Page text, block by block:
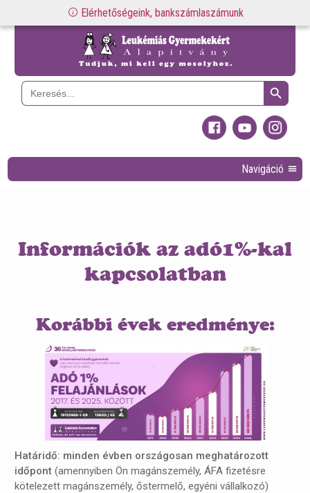
Elérhetőségeink, bankszámlaszámunk
Search
for:
Search Button
Navigáció
Információk az adó1%-kal
kapcsolatban
Korábbi évek eredménye:
Határidő: minden évben országosan meghatározott
időpont (amennyiben Ön magánszemély, ÁFA fizetésre
kötelezett magánszemély, őstermelő, egyéni vállalkozó)